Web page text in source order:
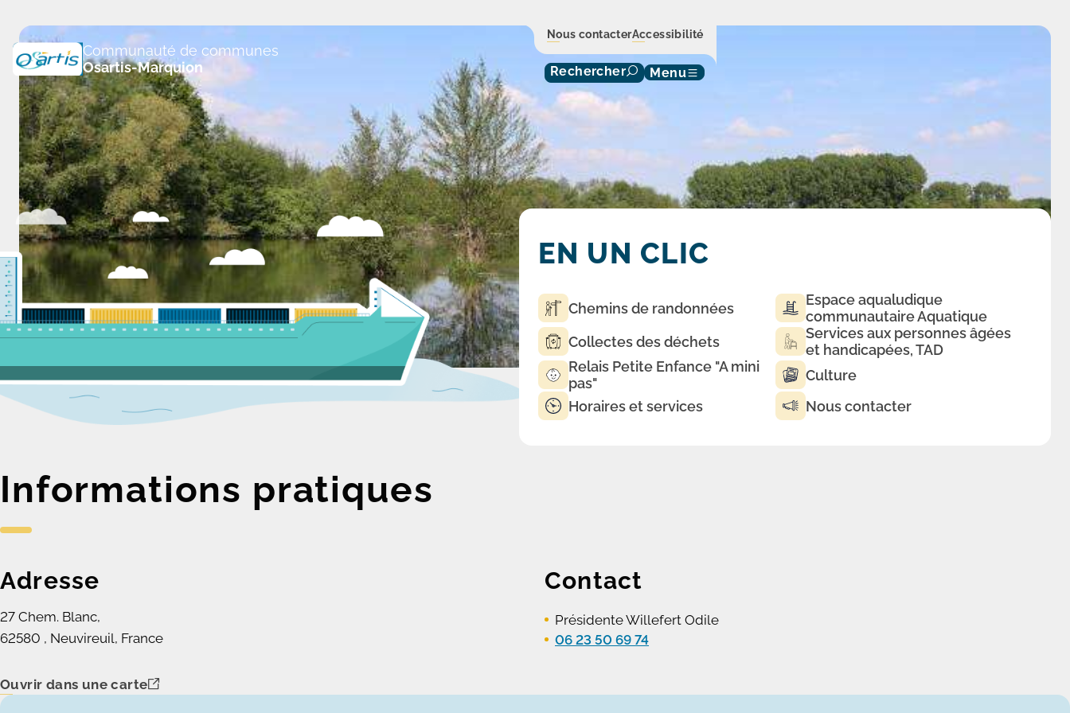
Communauté de communes
Osartis-Marquion
Nous contacterAccessibilité
Rechercher Menu
EN UN CLIC
Chemins de randonnées
Espace aqualudique
communautaire Aquatique
Collectes des déchets
Services aux personnes âgées
et handicapées, TAD
Relais Petite Enfance "A mini
pas"
Culture
Horaires et services
Nous contacter
Informations pratiques
Adresse
27 Chem. Blanc,
62580 , Neuvireuil, France
Ouvrir dans une carte
Contact
Présidente Willefert Odile
06 23 50 69 74